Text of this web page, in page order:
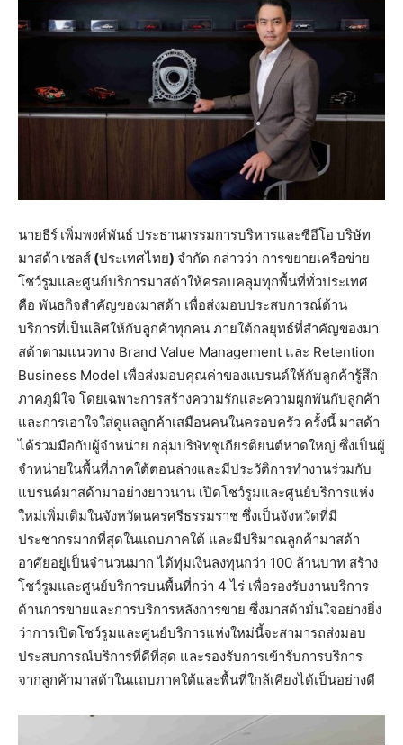
นายธีร์ เพิ่มพงศ์พันธ์ประธานกรรมการบริหารและซีอีโอ บริษัท
มาสด้า เซลส์ (ประเทศไทย) จำกัด กล่าวว่า การขยายเครือข่าย
โชว์รูมและศูนย์บริการมาสด้าให้ครอบคลุมทุกพื้นที่ทั่วประเทศ
คือ พันธกิจสำคัญของมาสด้า เพื่อส่งมอบประสบการณ์ด้าน
บริการที่เป็นเลิศให้กับลูกค้าทุกคน ภายใต้กลยุทธ์ที่สำคัญของมา
สด้าตามแนวทาง Brand Value Management และ Retention
Business Model เพื่อส่งมอบคุณค่าของแบรนด์ให้กับลูกค้ารู้สึก
ภาคภูมิใจ โดยเฉพาะการสร้างความรักและความผูกพันกับลูกค้า
และการเอาใจใส่ดูแลลูกค้าเสมือนคนในครอบครัว ครั้งนี้ มาสด้า
ได้ร่วมมือกับผู้จำหน่าย กลุ่มบริษัทชูเกียรติยนต์หาดใหญ่ ซึ่งเป็นผู้
จำหน่ายในพื้นที่ภาคใต้ตอนล่างและมีประวัติการทำงานร่วมกับ
แบรนด์มาสด้ามาอย่างยาวนาน เปิดโชว์รูมและศูนย์บริการแห่ง
ใหม่เพิ่มเติมในจังหวัดนครศรีธรรมราช ซึ่งเป็นจังหวัดที่มี
ประชากรมากที่สุดในแถบภาคใต้ และมีปริมาณลูกค้ามาสด้า
อาศัยอยู่เป็นจำนวนมาก ได้ทุ่มเงินลงทุนกว่า 100 ล้านบาท สร้าง
โชว์รูมและศูนย์บริการบนพื้นที่กว่า 4 ไร่ เพื่อรองรับงานบริการ
ด้านการขายและการบริการหลังการขาย ซึ่งมาสด้ามั่นใจอย่างยิ่ง
ว่าการเปิดโชว์รูมและศูนย์บริการแห่งใหม่นี้จะสามารถส่งมอบ
ประสบการณ์บริการที่ดีที่สุด และรองรับการเข้ารับการบริการ
จากลูกค้ามาสด้าในแถบภาคใต้และพื้นที่ใกล้เคียงได้เป็นอย่างดี